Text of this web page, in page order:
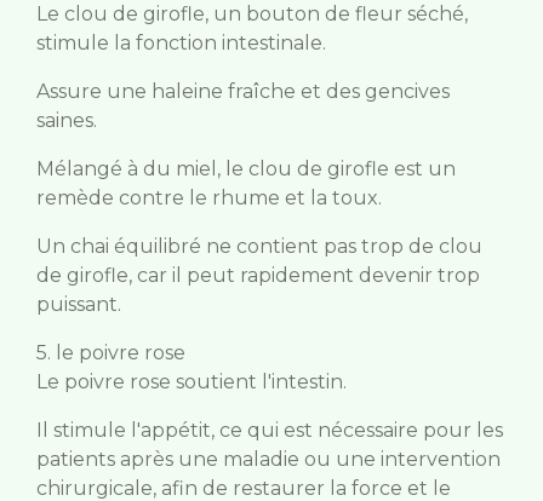
Le clou de girofle, un bouton de fleur séché,
stimule la fonction intestinale.
Assure une haleine fraîche et des gencives
saines.
Mélangé à du miel, le clou de girofle est un
remède contre le rhume et la toux.
Un chai équilibré ne contient pas trop de clou
de girofle, car il peut rapidement devenir trop
puissant.
5. le poivre rose
Le poivre rose soutient l'intestin.
Il stimule l'appétit, ce qui est nécessaire pour les
patients après une maladie ou une intervention
chirurgicale, afin de restaurer la force et le